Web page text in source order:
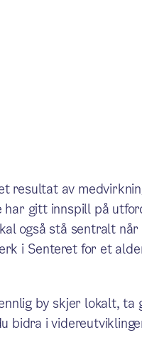
resultat av
gitt innspill på
også stå sentralt
i Senteret for et
by skjer lokalt, ta
bidra i